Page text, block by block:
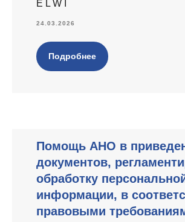
E L W I
24.03.2026
Подробнее
Помощь АНО в
документов,
обработку
информации, в
правовыми